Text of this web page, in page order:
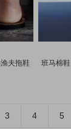
夫拖鞋
班马棉
3 4 5